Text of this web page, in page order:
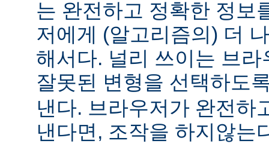
는 완전하고 정확한 정보
저에게 (알고리즘의) 더
해서다. 널리 쓰이는 브
잘못된 변형을 선택하도
낸다. 브라우저가 완전하
낸다면, 조작을 하지않는